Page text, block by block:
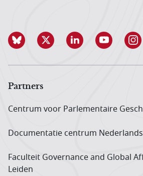
Partners
Centrum voor Parlementaire
Documentatie centrum
Faculteit Governance and Global
Leiden